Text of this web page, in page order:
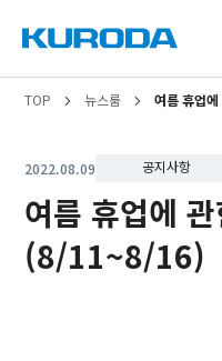
TOP 뉴스룸 여름 휴업
2022.08.09 공지사항
여름 휴업에
(8/11~8/16)